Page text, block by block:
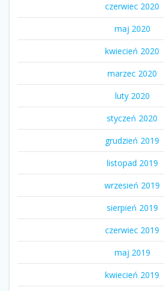
czerwiec 2020
maj 2020
kwiecień 2020
marzec 2020
luty 2020
styczeń 2020
grudzień 2019
listopad 2019
wrzesień 2019
sierpień 2019
czerwiec 2019
maj 2019
kwiecień 2019